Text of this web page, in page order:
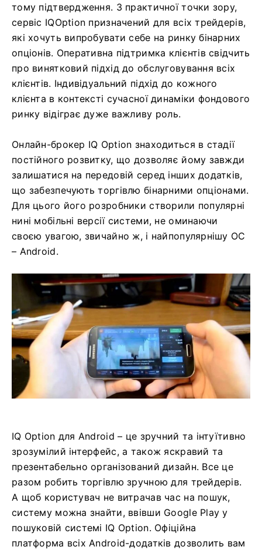
тому підтвердження. З практичної точки зору,
сервіс IQOption призначений для всіх трейдерів,
які хочуть випробувати себе на ринку бінарних
опціонів. Оперативна підтримка клієнтів свідчить
про винятковий підхід до обслуговування всіх
клієнтів. Індивідуальний підхід до кожного
клієнта в контексті сучасної динаміки фондового
ринку відіграє дуже важливу роль.
Онлайн-брокер IQ Option знаходиться в стадії
постійного розвитку, що дозволяє йому завжди
залишатися на передовій серед інших додатків,
що забезпечують торгівлю бінарними опціонами.
Для цього його розробники створили популярні
нині мобільні версії системи, не оминаючи
своєю увагою, звичайно ж, і найпопулярнішу ОС
– Android.
IQ Option для Android – це зручний та інтуїтивно
зрозумілий інтерфейс, а також яскравий та
презентабельно організований дизайн. Все це
разом робить торгівлю зручною для трейдерів.
А щоб користувач не витрачав час на пошук,
систему можна знайти, ввівши Google Play у
пошуковій системі IQ Option. Офіційна
платформа всіх Android-додатків дозволить вам